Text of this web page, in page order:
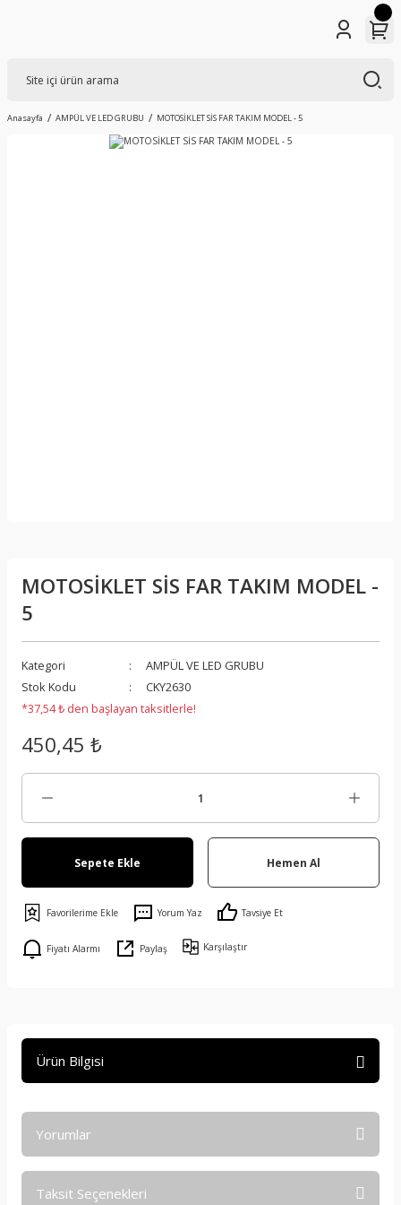
Anasayfa AMPÜL VE LED GRUBU MOTOSİKLET SİS FAR TAKIM MODEL - 5
MOTOSİKLET SİS FAR TAKIM MODEL -
5
Kategori
AMPÜL VE LED GRUBU
Stok Kodu
CKY2630
*37,54 ₺ den başlayan taksitlerle!
450,45 ₺
Sepete Ekle Hemen Al
Yorum Yaz Tavsiye Et
Fiyatı Alarmı Paylaş Karşılaştır
Ürün Bilgisi
Yorumlar
Taksit Seçenekleri